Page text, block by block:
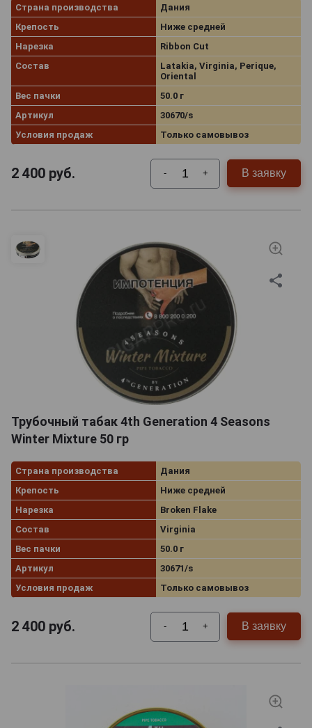
Страна производства
Дания
Крепость
Ниже средней
Нарезка
Ribbon Cut
Состав
Latakia, Virginia, Perique,
Oriental
Вес пачки
50.0 г
Артикул
30670/s
Условия продаж
Только самовывоз
2 400 руб. - + В заявку
Трубочный табак 4th Generation 4 Seasons
Winter Mixture 50 гр
Страна производства
Дания
Крепость
Ниже средней
Нарезка
Broken Flake
Состав
Virginia
Вес пачки
50.0 г
Артикул
30671/s
Условия продаж
Только самовывоз
2 400 руб. - + В заявку